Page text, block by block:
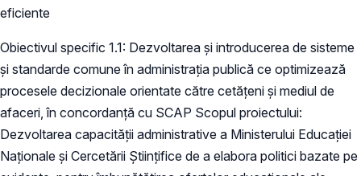
eficiente
Obiectivul specific 1.1: Dezvoltarea și introducerea de sisteme
și standarde comune în administrația publică ce optimizează
procesele decizionale orientate către cetățeni și mediul de
afaceri, în concordanță cu SCAP Scopul proiectului:
Dezvoltarea capacității administrative a Ministerului Educației
Naționale și Cercetării Științifice de a elabora politici bazate pe